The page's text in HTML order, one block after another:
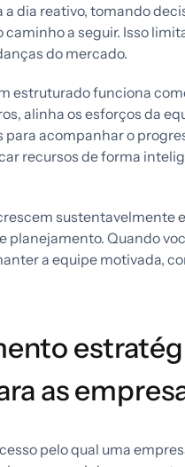
dia reativo, tomando
caminho a seguir. Isso
do mercado.
estruturado funciona
alinha os esforços da
acompanhar o
recursos de forma
sustentavelmente
Quando
a equipe motivada,
as
pelo qual uma